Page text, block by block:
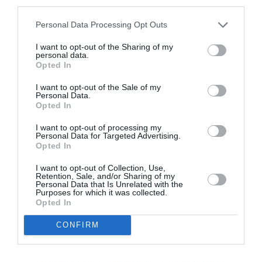
Personal Data Processing Opt Outs
I want to opt-out of the Sharing of my
personal data.
Opted In
I want to opt-out of the Sale of my
Personal Data.
Opted In
I want to opt-out of processing my
Personal Data for Targeted Advertising.
Opted In
I want to opt-out of Collection, Use,
Retention, Sale, and/or Sharing of my
Personal Data that Is Unrelated with the
Purposes for which it was collected.
Opted In
CONFIRM
august. Acesta ar fi împlinit 56 de ani în octombrie.
Mai multe detalii AICI >>> Tragedie la locul de
muncă în L’Aquila: Un român de 56 de ani și-a
pierdut viața în timp ce descărca un camion
ACCIDENT ITALIA
Articolul anterior
Copil mort la Livorno, mama arestată:
”Crimă premeditată, nu a căzut de pe
tobogan”
Următorul articol
Ce drepturi are o badantă atunci când
persoana asistată moare? „Raportul de
muncă nu se încheie automat”